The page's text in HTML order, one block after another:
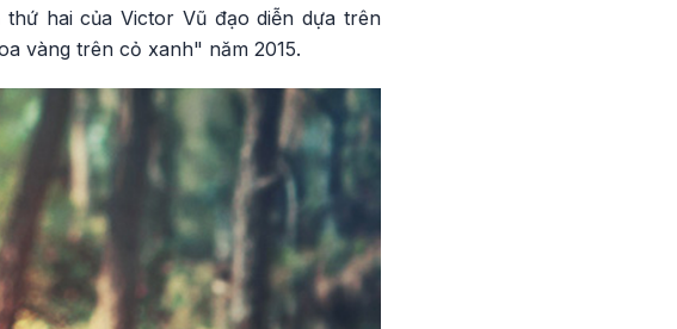
hai của Victor Vũ đạo diễn dựa trên
vàng trên cỏ xanh" năm 2015.